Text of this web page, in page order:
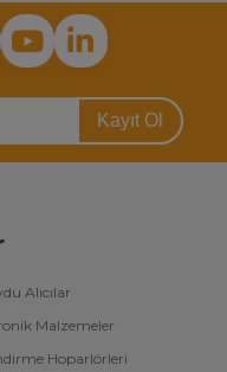
Kayıt Ol
Alıcılar
Malzemeler
Hoparlörleri